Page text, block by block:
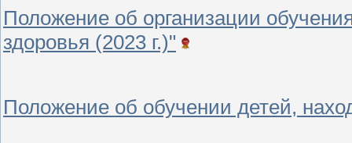
Положение об организации
здоровья (2023 г.)"
Положение об обучении детей,